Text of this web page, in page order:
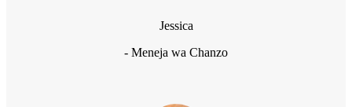
Jessica
- Meneja wa Chanzo